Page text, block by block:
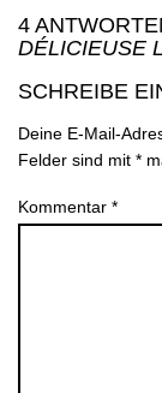
4
DÉLICIEUSE
SCHREIBE
Deine E-Mail-
Felder sind mit *
Kommentar *